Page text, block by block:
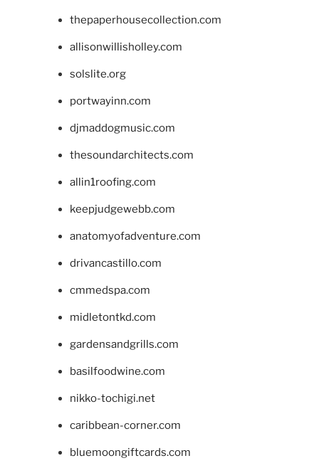
thepaperhousecollection.com
allisonwillisholley.com
solslite.org
portwayinn.com
djmaddogmusic.com
thesoundarchitects.com
allin1roofing.com
keepjudgewebb.com
anatomyofadventure.com
drivancastillo.com
cmmedspa.com
midletontkd.com
gardensandgrills.com
basilfoodwine.com
nikko-tochigi.net
caribbean-corner.com
bluemoongiftcards.com